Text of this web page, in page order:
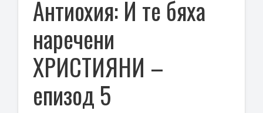
Антиохия: И те бяха
наречени
ХРИСТИЯНИ –
eпизод 5